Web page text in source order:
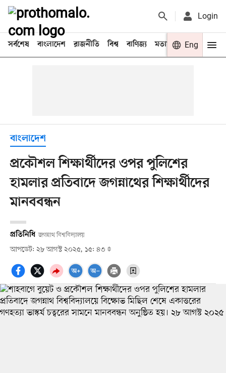
Login
সর্বশেষ বাংলাদেশ রাজনীতি বিশ্ব বাণিজ্য মতামত খেলা
Eng
বাংলাদেশ
প্রকৌশল শিক্ষার্থীদের ওপর পুলিশের
হামলার প্রতিবাদে জগন্নাথের শিক্ষার্থীদের
মানববন্ধন
প্রতিনিধি জগন্নাথ বিশ্ববিদ্যালয়
আপডেট: ২৮ আগস্ট ২০২৫, ১৫: ৪৩